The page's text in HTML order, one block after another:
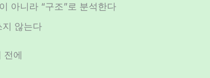
아니라 “구조”로 분석한다
지 않는다
전에